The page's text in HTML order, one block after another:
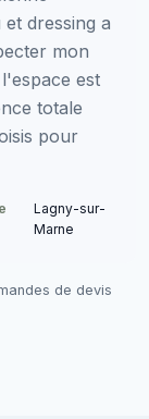
dressing a
mon
est
totale
pour
Lagny-sur-
Marne
de devis